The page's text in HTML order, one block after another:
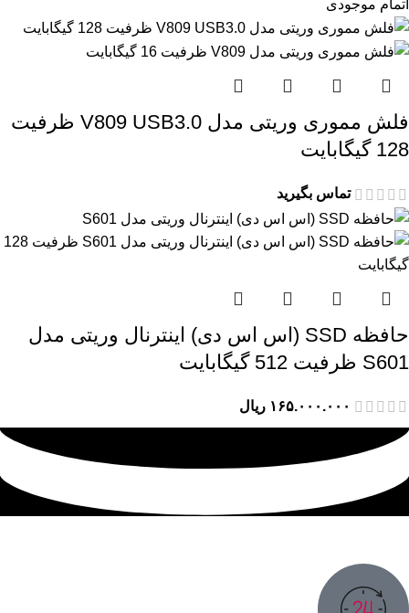
اتمام موجودی
فلش مموری وریتی مدل V809 USB3.0 ظرفیت
128 گیگابایت
تماس بگیرید
حافظه SSD (اس اس دی) اینترنال وریتی مدل
S601 ظرفیت 512 گیگابایت
۱۶۵.۰۰۰.۰۰۰ ریال